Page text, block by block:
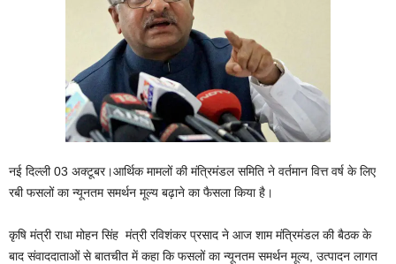
नई दिल्ली 03 अक्टूबर।आर्थिक मामलों की मंत्रिमंडल समिति ने वर्तमान वित्त वर्ष के लिए
रबी फसलों का न्‍यूनतम समर्थन मूल्‍य बढ़ाने का फैसला किया है।
कृषि मंत्री राधा मोहन सिंह मंत्री रविशंकर प्रसाद ने आज शाम मंत्रिमंडल की बैठक के
बाद संवाददाताओं से बातचीत में कहा कि‍ फसलों का न्‍यूनतम समर्थन मूल्‍य, उत्‍पादन लागत